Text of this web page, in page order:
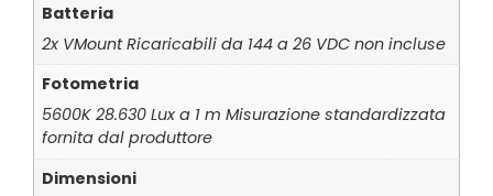
Batteria
2x VMount Ricaricabili da 144 a 26 VDC non incluse
Fotometria
5600K 28.630 Lux a 1 m Misurazione standardizzata
fornita dal produttore
Dimensioni